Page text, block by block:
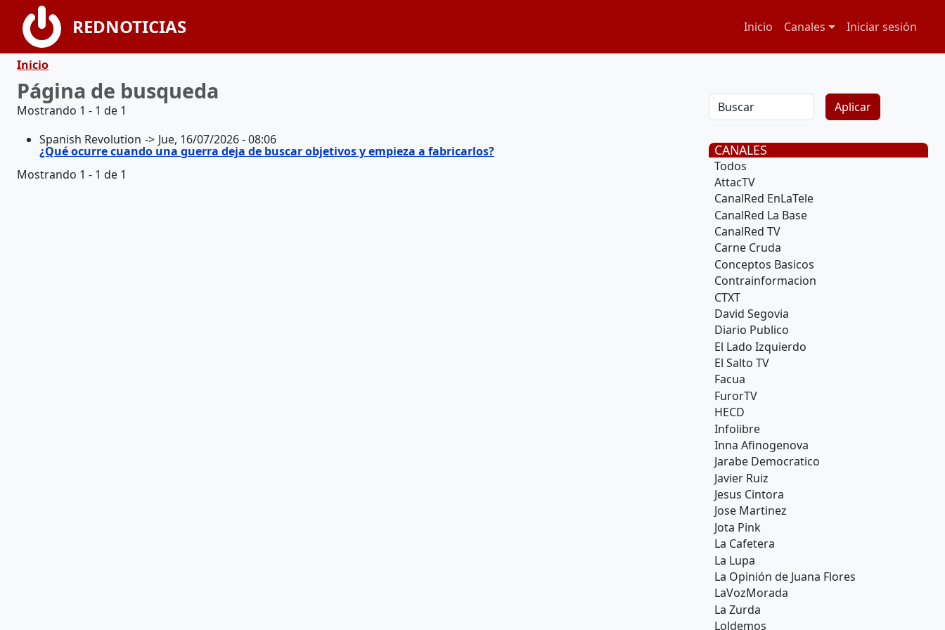
Pasar al contenido principal
REDNOTICIAS Navegación principal
Inicio Canales Menú de
Iniciar sesión
Ruta de navegación
Inicio
Página de busqueda
Mostrando 1 - 1 de 1
Spanish Revolution
Jue, 16/07/2026 - 08:06
¿Qué ocurre cuando una guerra deja de buscar objetivos y empieza a fabricarlos?
Mostrando 1 - 1 de 1
CANALES
Todos
AttacTV
CanalRed EnLaTele
CanalRed La Base
CanalRed TV
Carne Cruda
Conceptos Basicos
Contrainformacion
CTXT
David Segovia
Diario Publico
El Lado Izquierdo
El Salto TV
Facua
FurorTV
HECD
Infolibre
Inna Afinogenova
Jarabe Democratico
Javier Ruiz
Jesus Cintora
Jose Martinez
Jota Pink
La Cafetera
La Lupa
La Opinión de Juana Flores
LaVozMorada
La Zurda
Loldemos